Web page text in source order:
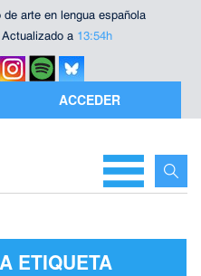
arte en lengua española
a 13:54h
ACCEDER
ETIQUETA